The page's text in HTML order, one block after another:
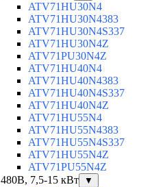
ATV71HU30N4
ATV71HU30N4383
ATV71HU30N4S337
ATV71HU30N4Z
ATV71PU30N4Z
ATV71HU40N4
ATV71HU40N4383
ATV71HU40N4S337
ATV71HU40N4Z
ATV71HU55N4
ATV71HU55N4383
ATV71HU55N4S337
ATV71HU55N4Z
ATV71PU55N4Z
480В, 7,5-15 кВт
▼